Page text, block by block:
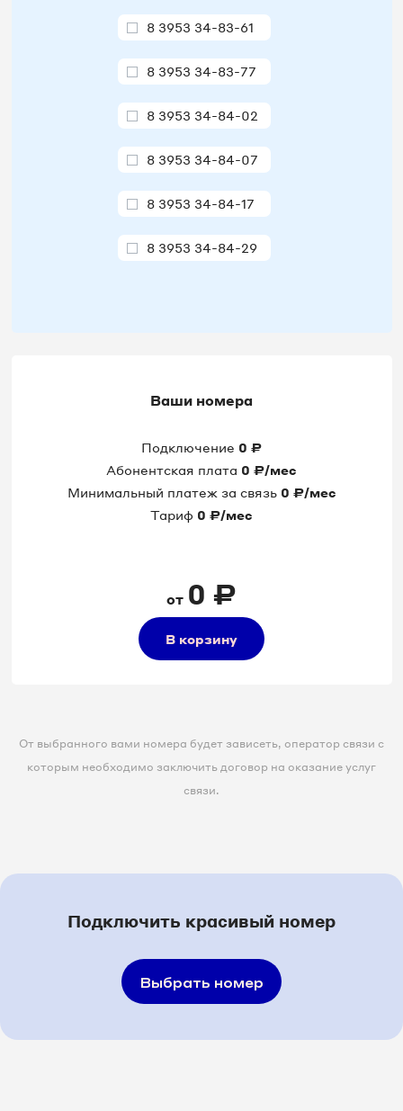
8 3953 34-83-61
8 3953 34-83-77
8 3953 34-84-02
8 3953 34-84-07
8 3953 34-84-17
8 3953 34-84-29
8 3953 34-84-78
8 3953 34-84-97
Ваши номера
Подключение 0 ₽
Абонентская плата 0 ₽/мес
Минимальный платеж за связь 0 ₽/мес
Тариф 0 ₽/мес
от 0 ₽
В корзину
От выбранного вами номера будет зависеть, оператор связи с
которым необходимо заключить договор на оказание услуг
связи.
Подключить красивый номер
Выбрать номер